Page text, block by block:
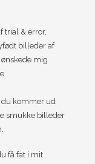
trial & error,
billeder af
mig
du kommer ud
smukke billeder
få fat i mit